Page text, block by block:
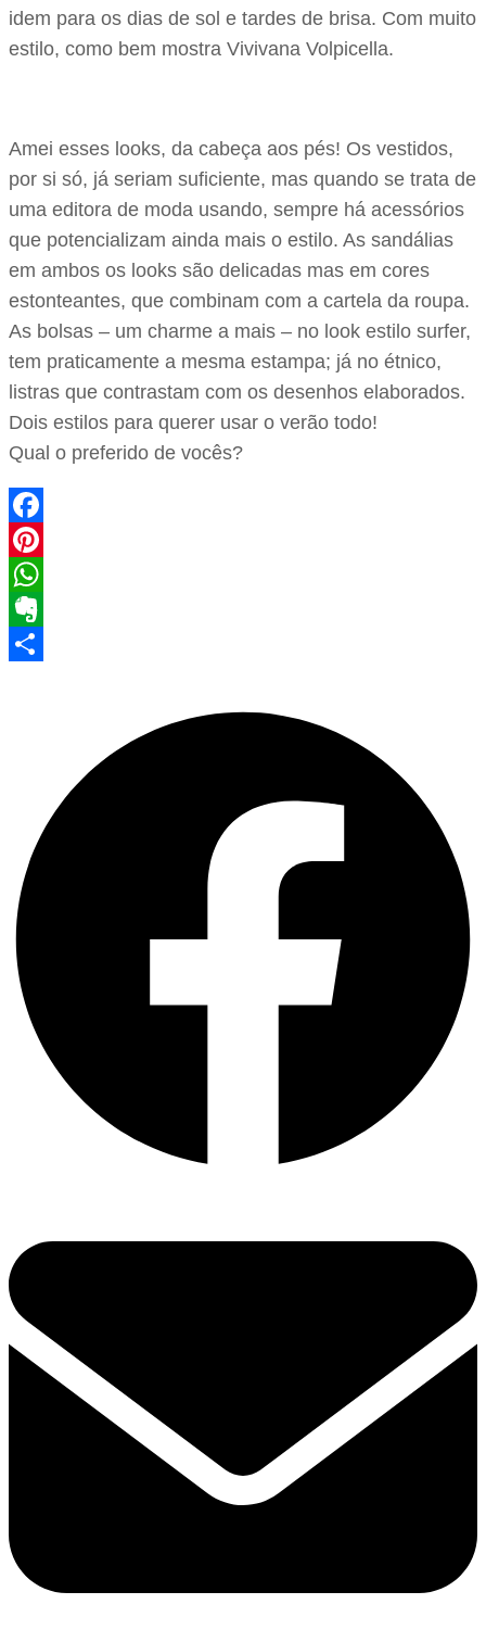
idem para os dias de sol e tardes de brisa. Com muito
estilo, como bem mostra Vivivana Volpicella.
Amei esses looks, da cabeça aos pés! Os vestidos,
por si só, já seriam suficiente, mas quando se trata de
uma editora de moda usando, sempre há acessórios
que potencializam ainda mais o estilo. As sandálias
em ambos os looks são delicadas mas em cores
estonteantes, que combinam com a cartela da roupa.
As bolsas – um charme a mais – no look estilo surfer,
tem praticamente a mesma estampa; já no étnico,
listras que contrastam com os desenhos elaborados.
Dois estilos para querer usar o verão todo!
Qual o preferido de vocês?
Facebook
Pinterest
WhatsApp
Evernote